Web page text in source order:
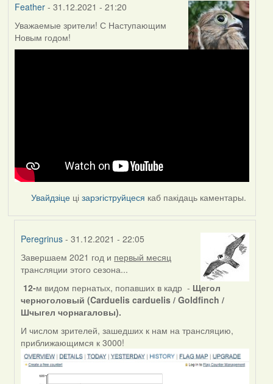
Feather- 31.12.2021 - 21:20
Уважаемые зрители! С Наступающим
Новым годом!
Увайдзіце цізарэгіструйцеся каб пакідаць каментары.
Peregrinus - 31.12.2021 - 22:05
In
reply
to
by
Feather
Завершаем 2021 год и первый месяц
трансляции этого сезона...
12-м видом пернатых, попавших в кадр - Щегол
черноголовый (Carduelis carduelis / Goldfinch /
Шчыгел чорнагаловы).
И числом зрителей, зашедших к нам на трансляцию,
приближающимся к 3000!